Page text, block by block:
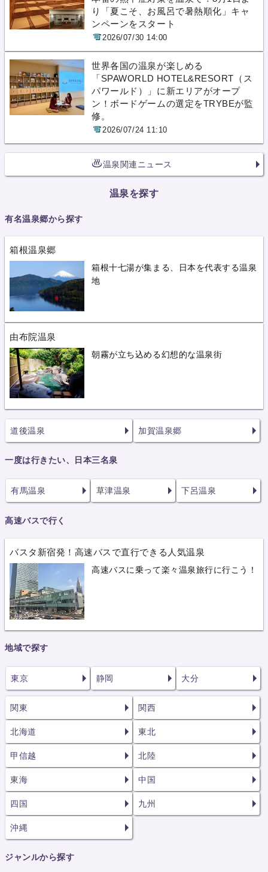
り「夏こそ、お風呂で暑熱順化」キャ
ンペーンをスタート
2026/07/30 14:00
世界各国の温泉が楽しめる
「SPAWORLD HOTEL&RESORT（ス
パワールド）」に新エリアがオープ
ン！ボードゲームの選定をTRYBEが監
修。
2026/07/24 11:10
温泉関連ニュース
温泉を探す
有名温泉郷から探す
箱根温泉郷
箱根十七湯が集まる、日本を代表する温泉
地
由布院温泉
朝霧が立ち込める幻想的な温泉街
道後温泉 加賀温泉郷
一度は行きたい、日本三名泉
有馬温泉 草津温泉 下呂温泉
高速バスで行く
バスタ新宿発！高速バスで直行できる人気温泉
高速バスに乗って楽々温泉旅行に行こう！
地域で探す
東京 静岡 大分
関東 関西
北海道 東北
甲信越 北陸
東海 中国
四国 九州
沖縄
ジャンルから探す